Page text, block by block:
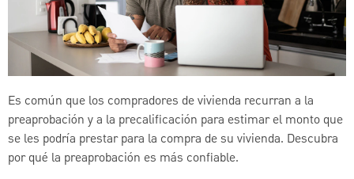
Es común que los compradores de vivienda recurran a la
preaprobación y a la precalificación para estimar el monto que
se les podría prestar para la compra de su vivienda. Descubra
por qué la preaprobación es más confiable.